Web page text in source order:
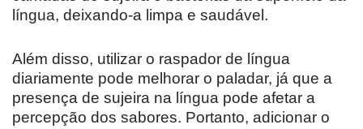
língua, deixando-a limpa e saudável.
Além disso, utilizar o raspador de língua
diariamente pode melhorar o paladar, já que a
presença de sujeira na língua pode afetar a
percepção dos sabores. Portanto, adicionar o